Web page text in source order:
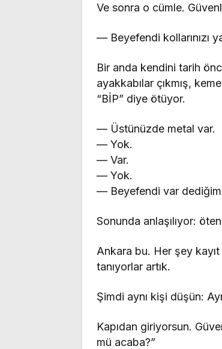
Ve sonra o cümle.
— Beyefendi kollarınızı
Bir anda kendini tarih
ayakkabılar çıkmış,
“BİP” diye ötüyor.
— Üstünüzde metal var.
— Yok.
— Var.
— Yok.
— Beyefendi var dediğim
Sonunda anlaşılıyor:
Ankara bu. Her şey
tanıyorlar artık.
Şimdi aynı kişi düşün:
Kapıdan giriyorsun.
mü acaba?”